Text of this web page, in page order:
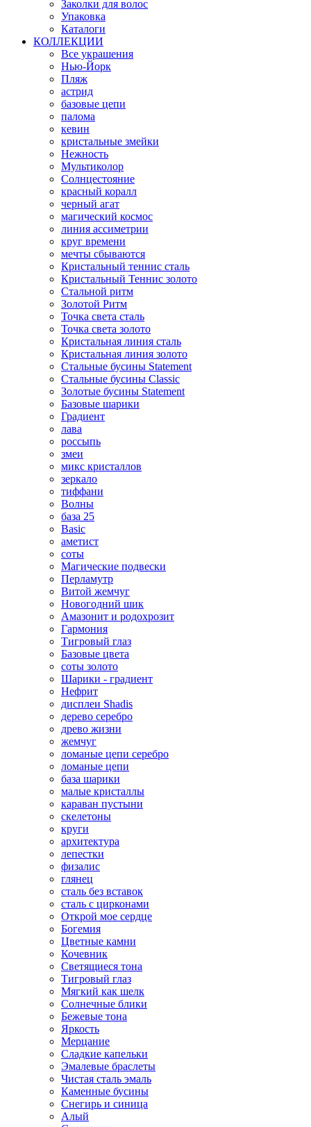
Заколки для волос
Упаковка
Каталоги
КОЛЛЕКЦИИ
Все украшения
Нью-Йорк
Пляж
астрид
базовые цепи
палома
кевин
кристальные змейки
Нежность
Мультиколор
Солнцестояние
красный коралл
черный агат
магический космос
линия ассиметрии
круг времени
мечты сбываются
Кристальный теннис сталь
Кристальный Теннис золото
Стальной ритм
Золотой Ритм
Точка света сталь
Точка света золото
Кристальная линия сталь
Кристальная линия золото
Стальные бусины Statement
Стальные бусины Classic
Золотые бусины Statement
Базовые шарики
Градиент
лава
россыпь
змеи
микс кристаллов
зеркало
тиффани
Волны
база 25
Basic
аметист
соты
Магические подвески
Перламутр
Витой жемчуг
Новогодний шик
Амазонит и родохрозит
Гармония
Тигровый глаз
Базовые цвета
соты золото
Шарики - градиент
Нефрит
дисплеи Shadis
дерево серебро
древо жизни
жемчуг
ломаные цепи серебро
ломаные цепи
база шарики
малые кристаллы
караван пустыни
скелетоны
круги
архитектура
лепестки
физалис
глянец
сталь без вставок
сталь с цирконами
Открой мое сердце
Богемия
Цветные камни
Кочевник
Светящиеся тона
Тигровый глаз
Мягкий как шелк
Солнечные блики
Бежевые тона
Яркость
Мерцание
Сладкие капельки
Эмалевые браслеты
Чистая сталь эмаль
Каменные бусины
Снегирь и синица
Алый